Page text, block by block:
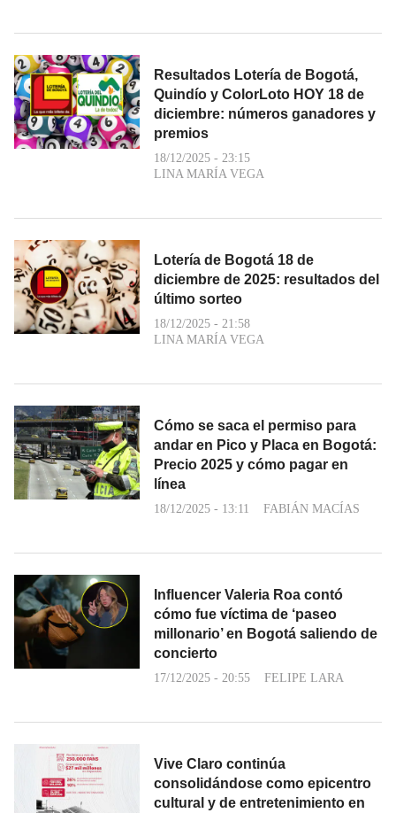
Resultados Lotería de Bogotá,
Quindío y ColorLoto HOY 18 de
diciembre: números ganadores y
premios
18/12/2025 - 23:15
LINA MARÍA VEGA
Lotería de Bogotá 18 de
diciembre de 2025: resultados del
último sorteo
18/12/2025 - 21:58
LINA MARÍA VEGA
Cómo se saca el permiso para
andar en Pico y Placa en Bogotá:
Precio 2025 y cómo pagar en
línea
18/12/2025 - 13:11 FABIÁN MACÍAS
Influencer Valeria Roa contó
cómo fue víctima de ‘paseo
millonario’ en Bogotá saliendo de
concierto
17/12/2025 - 20:55 FELIPE LARA
Vive Claro continúa
consolidándose como epicentro
cultural y de entretenimiento en